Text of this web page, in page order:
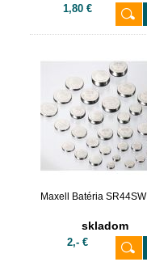
1,80 €
Maxell Batéria SR44SW
skladom
2,- €